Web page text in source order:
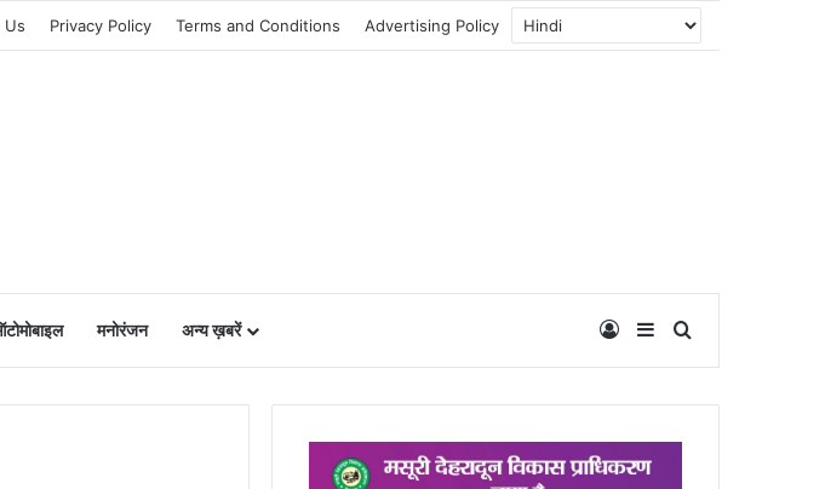
Us Privacy Policy Terms and Conditions Advertising Policy
मनोरंजन अन्य ख़बरें Log InSidebar